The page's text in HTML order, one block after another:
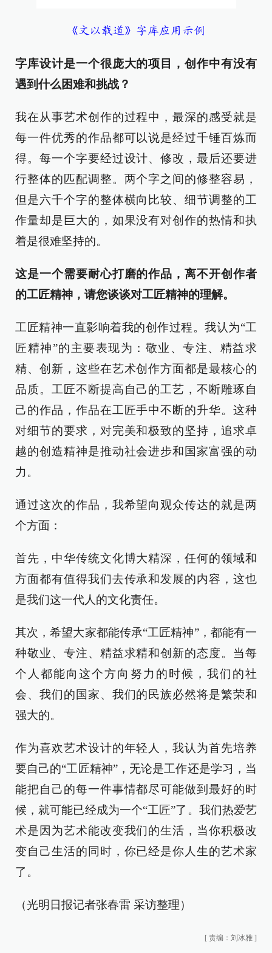
《文以载道》字库应用示例
字库设计是一个很庞大的项目，创作中有没有
遇到什么困难和挑战？
我在从事艺术创作的过程中，最深的感受就是
每一件优秀的作品都可以说是经过千锤百炼而
得。每一个字要经过设计、修改，最后还要进
行整体的匹配调整。两个字之间的修整容易，
但是六千个字的整体横向比较、细节调整的工
作量却是巨大的，如果没有对创作的热情和执
着是很难坚持的。
这是一个需要耐心打磨的作品，离不开创作者
的工匠精神，请您谈谈对工匠精神的理解。
工匠精神一直影响着我的创作过程。我认为“工
匠精神”的主要表现为：敬业、专注、精益求
精、创新，这些在艺术创作方面都是最核心的
品质。工匠不断提高自己的工艺，不断雕琢自
己的作品，作品在工匠手中不断的升华。这种
对细节的要求，对完美和极致的坚持，追求卓
越的创造精神是推动社会进步和国家富强的动
力。
通过这次的作品，我希望向观众传达的就是两
个方面：
首先，中华传统文化博大精深，任何的领域和
方面都有值得我们去传承和发展的内容，这也
是我们这一代人的文化责任。
其次，希望大家都能传承“工匠精神”，都能有一
种敬业、专注、精益求精和创新的态度。当每
个人都能向这个方向努力的时候，我们的社
会、我们的国家、我们的民族必然将是繁荣和
强大的。
作为喜欢艺术设计的年轻人，我认为首先培养
要自己的“工匠精神”，无论是工作还是学习，当
能把自己的每一件事情都尽可能做到最好的时
候，就可能已经成为一个“工匠”了。我们热爱艺
术是因为艺术能改变我们的生活，当你积极改
变自己生活的同时，你已经是你人生的艺术家
了。
（光明日报记者张春雷 采访整理）
[ 责编：刘冰雅 ]